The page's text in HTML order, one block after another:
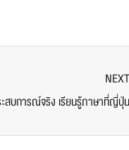
NEXT
สบการณ์จริง เรียนรู้ภาษาที่ญี่ปุ่น